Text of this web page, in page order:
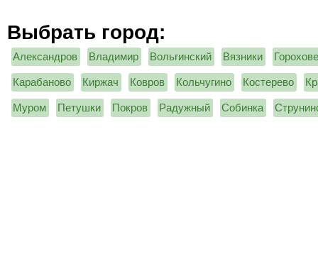
Выбрать город:
Александров Владимир Вольгинский Вязники
Карабаново Киржач Ковров Кольчугино Костерево
Муром Петушки Покров Радужный Собинка